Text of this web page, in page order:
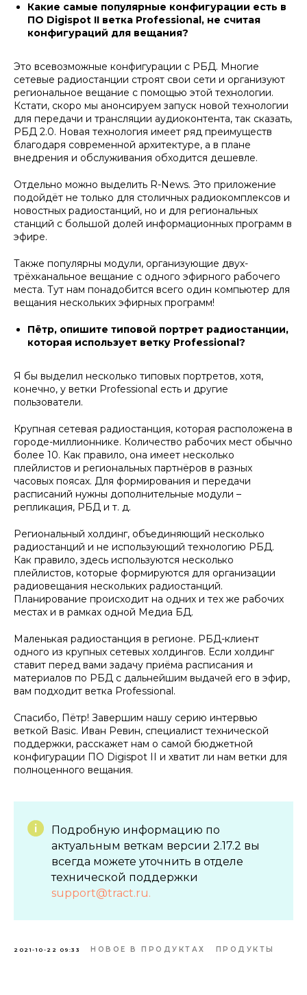
Какие самые популярные конфигурации есть в
ПО Digispot II ветка Professional, не считая
конфигураций для вещания?
Это всевозможные конфигурации с РБД. Многие
сетевые радиостанции строят свои сети и организуют
региональное вещание с помощью этой технологии.
Кстати, скоро мы анонсируем запуск новой технологии
для передачи и трансляции аудиоконтента, так сказать,
РБД 2.0. Новая технология имеет ряд преимуществ
благодаря современной архитектуре, а в плане
внедрения и обслуживания обходится дешевле.
Отдельно можно выделить R-News. Это приложение
подойдёт не только для столичных радиокомплексов и
новостных радиостанций, но и для региональных
станций с большой долей информационных программ в
эфире.
Также популярны модули, организующие двух-
трёхканальное вещание с одного эфирного рабочего
места. Тут нам понадобится всего один компьютер для
вещания нескольких эфирных программ!
Пётр, опишите типовой портрет радиостанции,
которая использует ветку Professional?
Я бы выделил несколько типовых портретов, хотя,
конечно, у ветки Professional есть и другие
пользователи.
Крупная сетевая радиостанция, которая расположена в
городе-миллионнике. Количество рабочих мест обычно
более 10. Как правило, она имеет несколько
плейлистов и региональных партнёров в разных
часовых поясах. Для формирования и передачи
расписаний нужны дополнительные модули –
репликация, РБД и т. д.
Региональный холдинг, объединяющий несколько
радиостанций и не использующий технологию РБД.
Как правило, здесь используются несколько
плейлистов, которые формируются для организации
радиовещания нескольких радиостанций.
Планирование происходит на одних и тех же рабочих
местах и в рамках одной Медиа БД.
Маленькая радиостанция в регионе. РБД-клиент
одного из крупных сетевых холдингов. Если холдинг
ставит перед вами задачу приёма расписания и
материалов по РБД с дальнейшим выдачей его в эфир,
вам подходит ветка Professional.
Спасибо, Пётр! Завершим нашу серию интервью
веткой Basic. Иван Ревин, специалист технической
поддержки, расскажет нам о самой бюджетной
конфигурации ПО Digispot II и хватит ли нам ветки для
полноценного вещания.
Подробную информацию по
актуальным веткам версии 2.17.2 вы
всегда можете уточнить в отделе
технической поддержки
support@tract.ru.
2021-10-22 09:33 НОВОЕ В ПРОДУКТАХ ПРОДУКТЫ